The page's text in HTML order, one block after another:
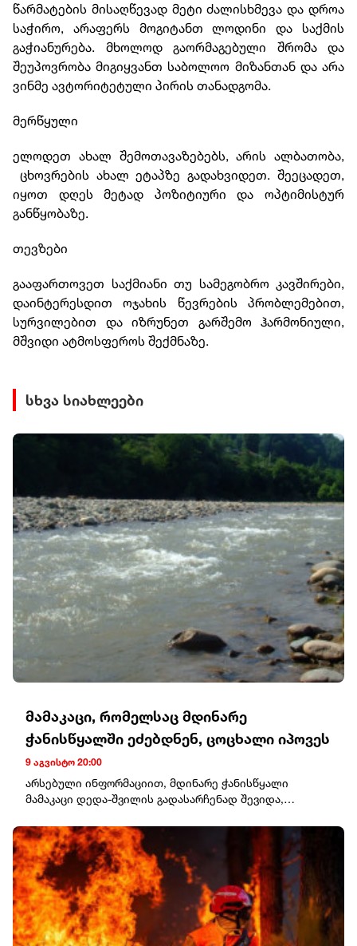
წარმატების მისაღწევად მეტი ძალისხმევა და დროა
საჭირო, არაფერს მოგიტანთ ლოდინი და საქმის
გაჭიანურება. მხოლოდ გაორმაგებული შრომა და
შეუპოვრობა მიგიყვანთ საბოლოო მიზანთან და არა
ვინმე ავტორიტეტული პირის თანადგომა.
მერწყული
ელოდეთ ახალ შემოთავაზებებს, არის ალბათობა,
ცხოვრების ახალ ეტაპზე გადახვიდეთ. შეეცადეთ,
იყოთ დღეს მეტად პოზიტიური და ოპტიმისტურ
განწყობაზე.
თევზები
გააფართოვეთ საქმიანი თუ სამეგობრო კავშირები,
დაინტერესდით ოჯახის წევრების პრობლემებით,
სურვილებით და იზრუნეთ გარშემო ჰარმონიული,
მშვიდი ატმოსფეროს შექმნაზე.
სხვა სიახლეები
მამაკაცი, რომელსაც მდინარე
ჭანისწყალში ეძებდნენ, ცოცხალი იპოვეს
9 აგვისტო 20:00
არსებული ინფორმაციით, მდინარე ჭანისწყალი
მამაკაცი დედა-შვილის გადასარჩენად შევიდა,
თავად კი გამოსვლა ვეღარ მოახერხა.